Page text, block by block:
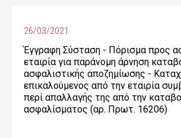
26/03/2021
Έγγραφη Σύσταση - Πόρισμα προς
εταιρία για παράνομη άρνηση
ασφαλιστικής αποζημίωσης -
επικαλούμενος από την εταιρία
περί απαλλαγής της από την
ασφαλίσματος (αρ. Πρωτ. 16206)